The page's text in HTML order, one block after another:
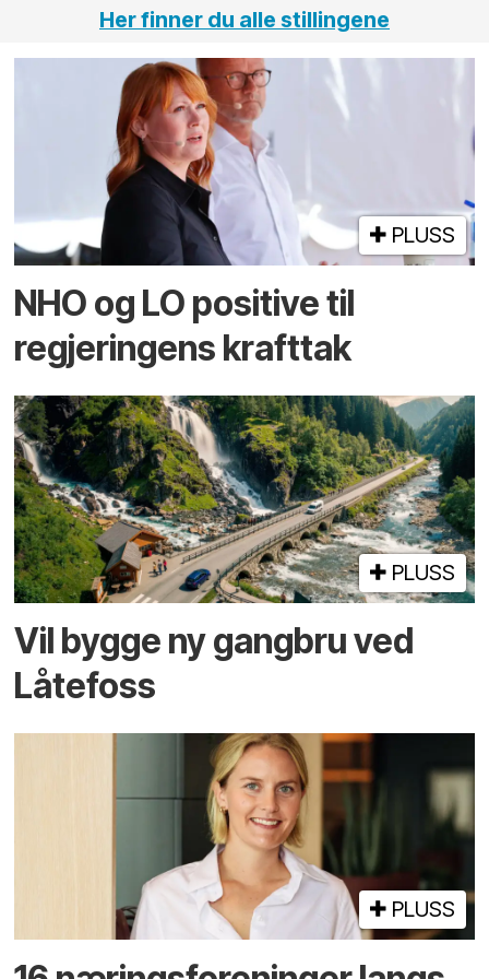
Her finner du alle stillingene
PLUSS
NHO og LO positive til
regjeringens krafttak
PLUSS
Vil bygge ny gangbru ved
Låtefoss
PLUSS